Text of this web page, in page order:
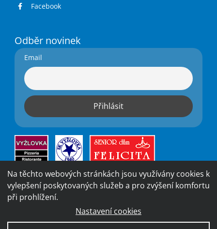
Facebook
Odběr novinek
Email
Na těchto webových stránkách jsou využívány cookies k
vylepšení poskytovaných služeb a pro zvýšení komfortu
při prohlížení.
Nastavení cookies